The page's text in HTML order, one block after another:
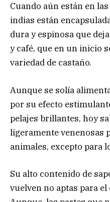
Cuando aún están en
indias están
dura y espinosa que
y café, que en un inicio
variedad de castaño.
Aunque se solía
por su efecto
pelajes brillantes, hoy
ligeramente venenosas
animales, excepto para
Su alto contenido de
vuelven no aptas para